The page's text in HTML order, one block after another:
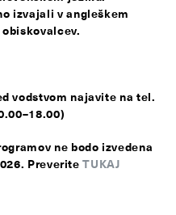
izvajali v angleškem
vodstvom najavite na tel.
ne bodo izvedena
PreveriteTUKAJ